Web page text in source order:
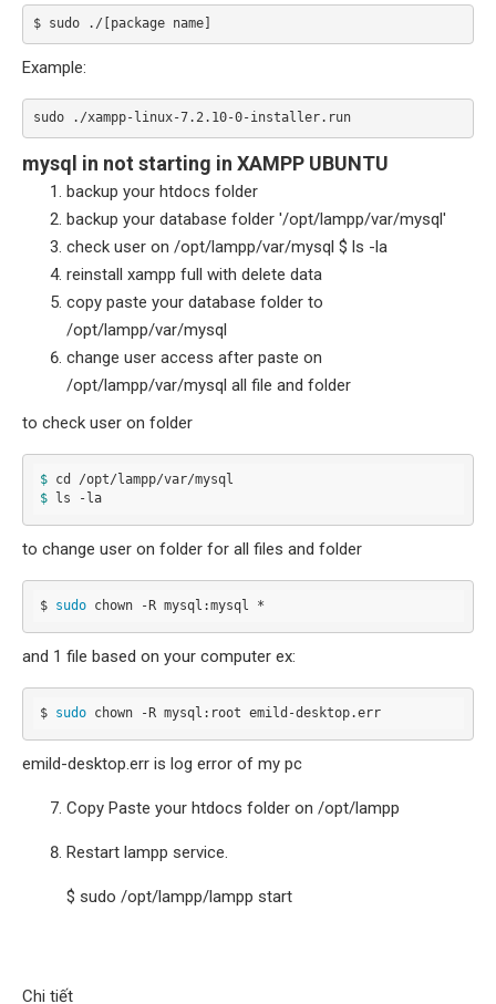
$ sudo ./[package name]
Example:
sudo ./xampp-linux-7.2.10-0-installer.run
mysql in not starting in XAMPP UBUNTU
backup your htdocs folder
backup your database folder '/opt/lampp/var/mysql'
check user on /opt/lampp/var/mysql $ ls -la
reinstall xampp full with delete data
copy paste your database folder to
/opt/lampp/var/mysql
change user access after paste on
/opt/lampp/var/mysql all file and folder
to check user on folder
$ cd /opt/lampp/var/
$
ls - la
to change user on folder for all files and folder
$ sudo chown - R mysql :mysql *
and 1 file based on your computer ex:
$ sudo chown - R mysql : root emild -desktop.err
emild-desktop.err is log error of my pc
Copy Paste your htdocs folder on /opt/lampp
Restart lampp service.
$ sudo /opt/lampp/lampp start
Chi tiết